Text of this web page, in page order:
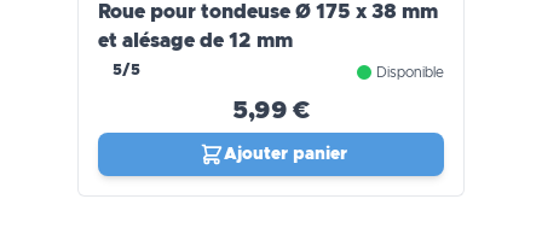
Roue pour tondeuse Ø 175 x 38 mm
et alésage de 12 mm
5/5 Disponible
5,99 €
Ajouter panier